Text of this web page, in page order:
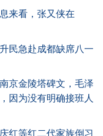
来看，张又侠在
民急赴成都缺席八一
京金陵塔碑文，毛泽
因为没有明确接班人
红等红二代家族倒习